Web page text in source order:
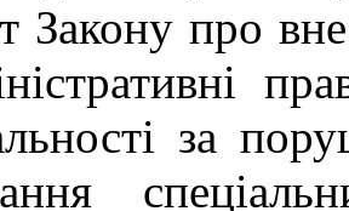
Законупро
за